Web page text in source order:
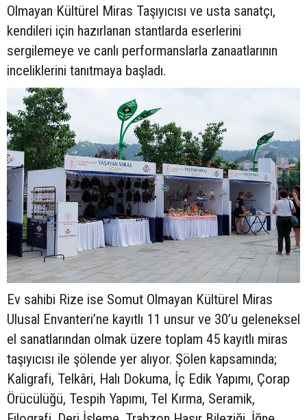
Olmayan Kültürel Miras Taşıyıcısı ve usta sanatçı,
kendileri için hazırlanan stantlarda eserlerini
sergilemeye ve canlı performanslarla zanaatlarının
inceliklerini tanıtmaya başladı.
Ev sahibi Rize ise Somut Olmayan Kültürel Miras
Ulusal Envanteri’ne kayıtlı 11 unsur ve 30’u geleneksel
el sanatlarından olmak üzere toplam 45 kayıtlı miras
taşıyıcısı ile şölende yer alıyor. Şölen kapsamında;
Kaligrafi, Telkâri, Halı Dokuma, İç Edik Yapımı, Çorap
Örücülüğü, Tespih Yapımı, Tel Kırma, Seramik,